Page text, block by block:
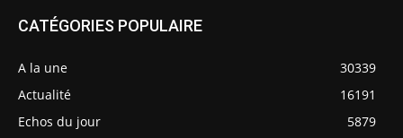
CATÉGORIES POPULAIRE
A la une
30339
Actualité
16191
Echos du jour
5879